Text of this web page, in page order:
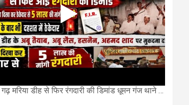
अतीक के गढ़ मरिया डीह से फिर रंगदारी की डिमांड धूमन गंज थाने मे 4 के खिलाफ मुकदमा दर्ज